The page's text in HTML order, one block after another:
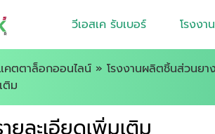
วีเอสเค รับเบอร์ โรงง
คตตาล็อกออนไลน์ » โรงงานผลิตชิ้นส่วนยา
ติม